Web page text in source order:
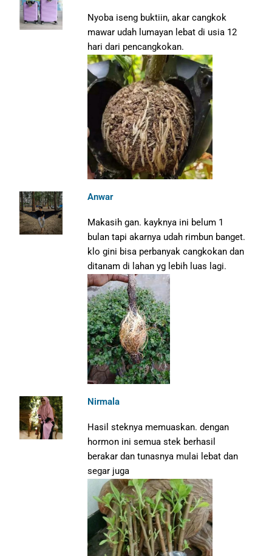
Nyoba iseng buktiin, akar cangkok
mawar udah lumayan lebat di usia 12
hari dari pencangkokan.
Anwar
Makasih gan. kayknya ini belum 1
bulan tapi akarnya udah rimbun banget.
klo gini bisa perbanyak cangkokan dan
ditanam di lahan yg lebih luas lagi.
Nirmala
Hasil steknya memuaskan. dengan
hormon ini semua stek berhasil
berakar dan tunasnya mulai lebat dan
segar juga